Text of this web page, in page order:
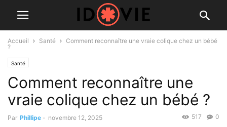
Accueil Santé
Comment reconnaître une vraie colique chez un bébé
?
Santé
Comment reconnaître une
vraie colique chez un bébé ?
Par Phillipe - novembre 12, 2025 0
517